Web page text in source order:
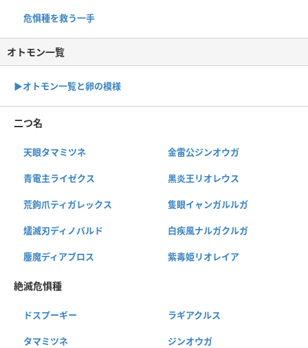
危惧種を救う一手
オトモン一覧
▶︎オトモン一覧と卵の模様
二つ名
天眼タマミツネ 金雷公ジンオウガ
青電主ライゼクス 黒炎王リオレウス
荒鉤爪ティガレックス 隻眼イャンガルルガ
燼滅刃ディノバルド 白疾風ナルガクルガ
鏖魔ディアブロス 紫毒姫リオレイア
絶滅危惧種
ドスプーギー ラギアクルス
タマミツネ ジンオウガ